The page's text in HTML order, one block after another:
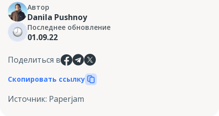
Автор
Danila Pushnoy
Последнее обновление
01.09.22
Поделиться в
Скопировать ссылку
Источник: Paperjam